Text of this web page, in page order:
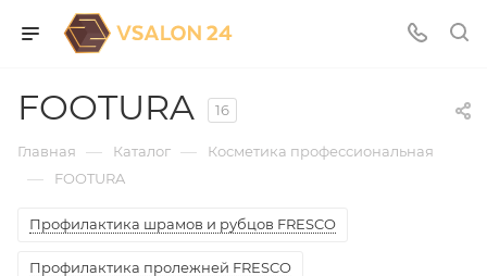
FOOTURA 16
Главная — Каталог — Косметика профессиональная
— FOOTURA
Профилактика шрамов и рубцов FRESCO
Профилактика пролежней FRESCO